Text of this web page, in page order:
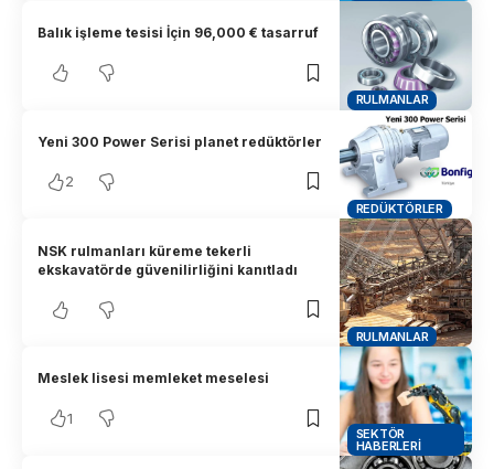
RULMANLAR
Balık işleme tesisi İçin 96,000 € tasarruf
REDÜKTÖRLER
Yeni 300 Power Serisi planet redüktörler
2
RULMANLAR
NSK rulmanları küreme tekerli
ekskavatörde güvenilirliğini kanıtladı
SEKTÖR
HABERLERI
Meslek lisesi memleket meselesi
1